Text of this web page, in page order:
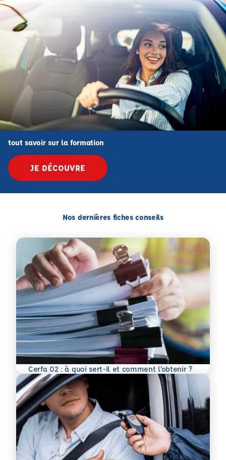
tout savoir sur la formation
JE DÉCOUVRE
Nos dernières fiches conseils
Cerfa 02 : à quoi sert-il et comment l’obtenir ?
En savoir plus